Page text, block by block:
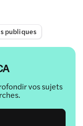
publiques
vos sujets